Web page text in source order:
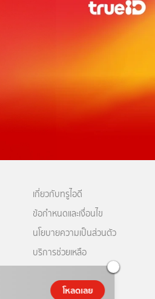
โหลดเลย
เกี่ยวกับทรูไอดี
ข้อกำหนดและเงื่อนไข
นโยบายความเป็นส่วนตัว
บริการช่วยเหลือ